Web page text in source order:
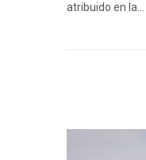
atribuido en la...